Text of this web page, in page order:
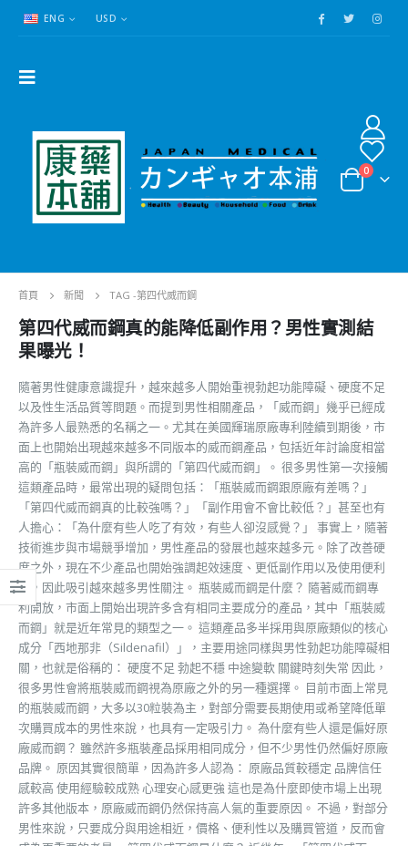
ENG USD
0
首頁 新聞 TAG -第四代威而鋼
第四代威而鋼真的能降低副作用？男性實測結
果曝光！
隨著男性健康意識提升，越來越多人開始重視勃起功能障礙、硬度不足
以及性生活品質等問題。而提到男性相關產品，「威而鋼」幾乎已經成
為許多人最熟悉的名稱之一。尤其在美國輝瑞原廠專利陸續到期後，市
面上也開始出現越來越多不同版本的威而鋼產品，包括近年討論度相當
高的「瓶裝威而鋼」與所謂的「第四代威而鋼」。 很多男性第一次接觸
這類產品時，最常出現的疑問包括：「瓶裝威而鋼跟原廠有差嗎？」
「第四代威而鋼真的比較強嗎？」「副作用會不會比較低？」甚至也有
人擔心：「為什麼有些人吃了有效，有些人卻沒感覺？」 事實上，隨著
技術進步與市場競爭增加，男性產品的發展也越來越多元。除了改善硬
度之外，現在不少產品也開始強調起效速度、更低副作用以及使用便利
性，因此吸引越來越多男性關注。 瓶裝威而鋼是什麼？ 隨著威而鋼專
利開放，市面上開始出現許多含有相同主要成分的產品，其中「瓶裝威
而鋼」就是近年常見的類型之一。 這類產品多半採用與原廠類似的核心
成分「西地那非（Sildenafil）」，主要用途同樣與男性勃起功能障礙相
關，也就是俗稱的： 硬度不足 勃起不穩 中途變軟 關鍵時刻失常 因此，
很多男性會將瓶裝威而鋼視為原廠之外的另一種選擇。 目前市面上常見
的瓶裝威而鋼，大多以30粒裝為主，對部分需要長期使用或希望降低單
次購買成本的男性來說，也具有一定吸引力。 為什麼有些人還是偏好原
廠威而鋼？ 雖然許多瓶裝產品採用相同成分，但不少男性仍然偏好原廠
品牌。 原因其實很簡單，因為許多人認為： 原廠品質較穩定 品牌信任
感較高 使用經驗較成熟 心理安心感更強 這也是為什麼即使市場上出現
許多其他版本，原廠威而鋼仍然保持高人氣的重要原因。 不過，對部分
男性來說，只要成分與用途相近，價格、便利性以及購買管道，反而會